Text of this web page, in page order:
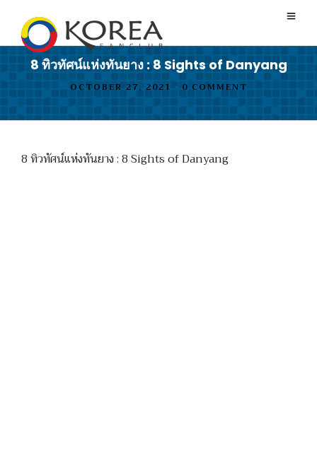
8 ทิวทัศน์แห่งทันยาง : 8 Sights of Danyang
OCTOBER 27, 2021 • 0 COMMENT
8 ทิวทัศน์แห่งทันยาง : 8 Sights of Danyang